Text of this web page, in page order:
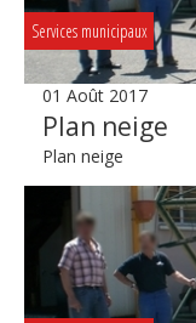
Services municipaux
01 Août 2017
Plan neige
Plan neige